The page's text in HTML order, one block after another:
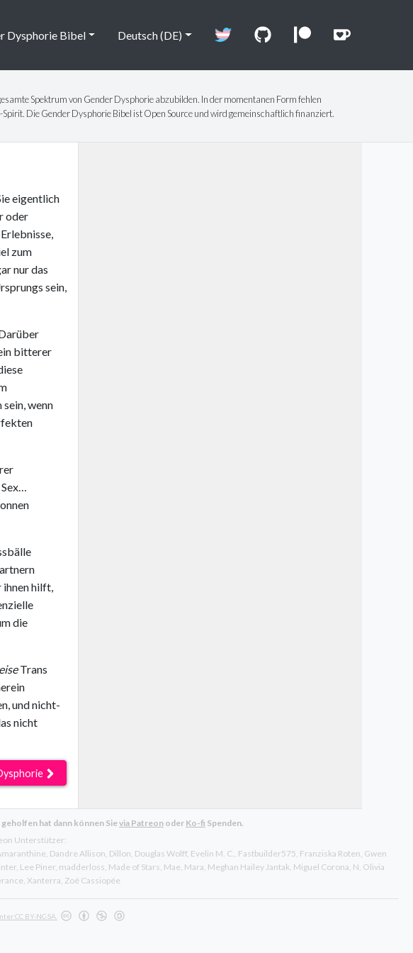
Dysphorie Bibel Deutsch (DE)
Spektrum von Gender Dysphorie abzubilden. In der momentanen Form fehlen
Die Gender Dysphorie Bibel ist Open Source und wird gemeinschaftlich finanziert.
eigentlich
oder
zum
nur das
sein,
bitterer
wenn
hilft,
die
Trans
und nicht-
nicht
hat dann können Sievia Patreon oder Ko-fi Spenden.
Unterstützer:
Dandre Allison Dillon Douglas Wolff Evelin M. C. Fastbuilder575 Franziska Roten Gwen
Lee Piner madderloss Made of Stars Mae Mara Meghan Hailey Jantak Miguel Corona N Olivia
Xanterra Zoé Cassiopée
CC BY-NC-SA.